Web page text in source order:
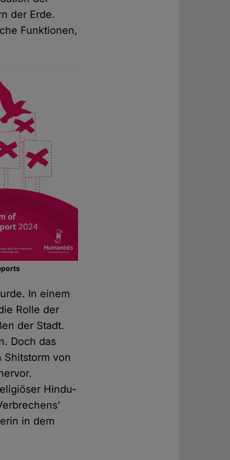
der Erde.
Funktionen,
In einem
Rolle der
der Stadt.
Doch das
von
Hindu-
in dem